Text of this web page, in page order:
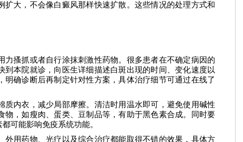
大，不会像白癜风那样快速扩散。这些情况的处理方式和
搔抓或者自行涂抹刺激性药物。很多患者在不确定病因的
本院就诊，向医生详细描述白斑出现的时间、变化速度以
确诊断后再制定针对性方案，具体治疗细节可通过在线了
质内衣，减少局部摩擦。清洁时用温水即可，避免使用碱性
，如瘦肉、蛋类、豆制品等，有助于黑色素合成。同时要
可能影响免疫系统功能。
用药物、光疗以及综合治疗都能取得不错的效果，具体方